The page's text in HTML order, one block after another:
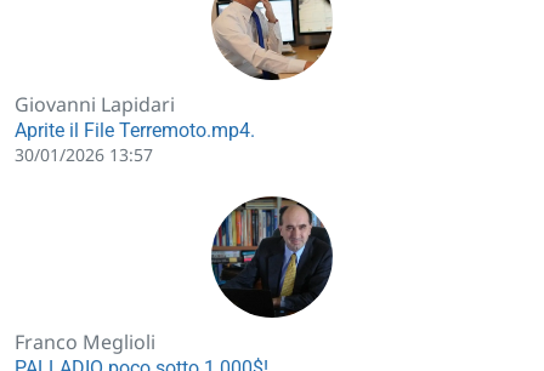
Giovanni Lapidari
Aprite il File Terremoto.mp4.
30/01/2026 13:57
Franco Meglioli